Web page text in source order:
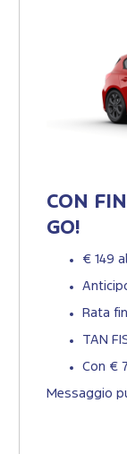
CON
GO!
€ 149
Rata
TAN
Con €
Messaggio